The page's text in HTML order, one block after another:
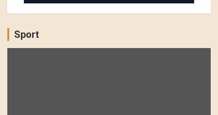
Sport